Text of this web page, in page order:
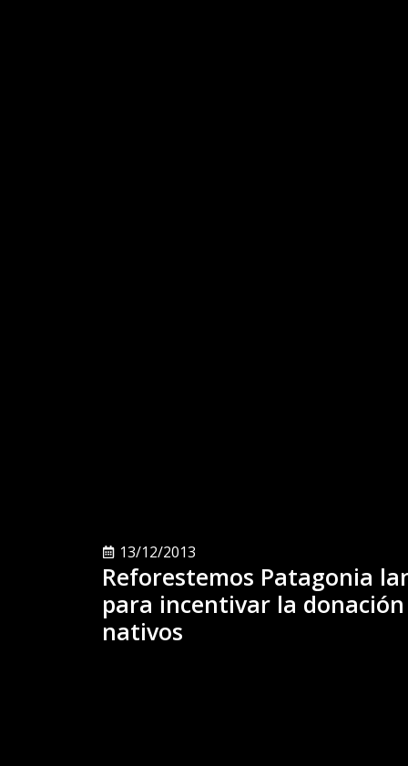
13/12/2013
Reforestemos Patagonia
para incentivar la
nativos